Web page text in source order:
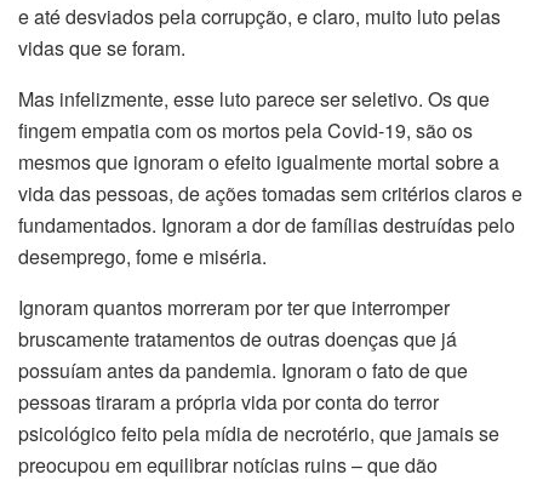
e até desviados pela corrupção, e claro, muito luto pelas
vidas que se foram.
Mas infelizmente, esse luto parece ser seletivo. Os que
fingem empatia com os mortos pela Covid-19, são os
mesmos que ignoram o efeito igualmente mortal sobre a
vida das pessoas, de ações tomadas sem critérios claros e
fundamentados. Ignoram a dor de famílias destruídas pelo
desemprego, fome e miséria.
Ignoram quantos morreram por ter que interromper
bruscamente tratamentos de outras doenças que já
possuíam antes da pandemia. Ignoram o fato de que
pessoas tiraram a própria vida por conta do terror
psicológico feito pela mídia de necrotério, que jamais se
preocupou em equilibrar notícias ruins – que dão